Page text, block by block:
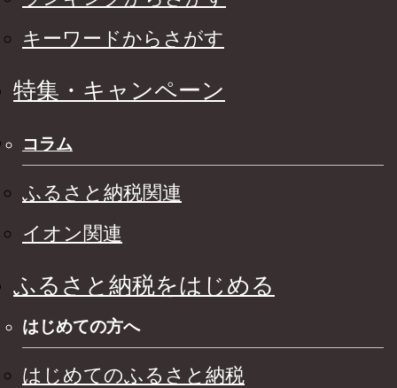
キーワードからさがす
特集・キャンペーン
コラム
ふるさと納税関連
イオン関連
ふるさと納税をはじめる
はじめての方へ
はじめてのふるさと納税